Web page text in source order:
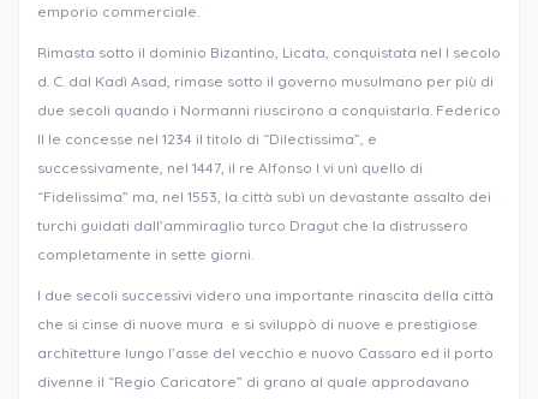
emporio commerciale.
Rimasta sotto il dominio Bizantino, Licata, conquistata nel I secolo
d. C. dal Kadì Asad, rimase sotto il governo musulmano per più di
due secoli quando i Normanni riuscirono a conquistarla. Federico
II le concesse nel 1234 il titolo di “Dilectissima”, e
successivamente, nel 1447, il re Alfonso I vi unì quello di
“Fidelissima” ma, nel 1553, la città subì un devastante assalto dei
turchi guidati dall’ammiraglio turco Dragut che la distrussero
completamente in sette giorni.
I due secoli successivi videro una importante rinascita della città
che si cinse di nuove mura e si sviluppò di nuove e prestigiose
architetture lungo l’asse del vecchio e nuovo Cassaro ed il porto
divenne il “Regio Caricatore” di grano al quale approdavano